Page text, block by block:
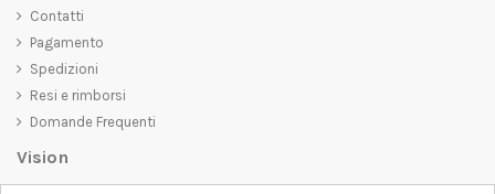
Contatti
Pagamento
Spedizioni
Resi e rimborsi
Domande Frequenti
Vision